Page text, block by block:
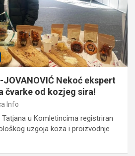
JOVANOVIĆ Nekoć ekspert
čvarke od kozjeg sira!
Info
u Komletincima registriran
uzgoja koza i proizvodnje